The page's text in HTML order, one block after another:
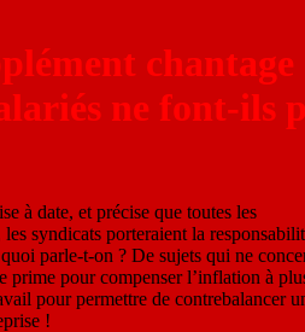
chantage
ne font-ils
à date, et précise que toutes les
syndicats porteraient la
parle-t-on ? De sujets qui ne
prime pour compenser l’inflation à
pour permettre de contrebalancer
!